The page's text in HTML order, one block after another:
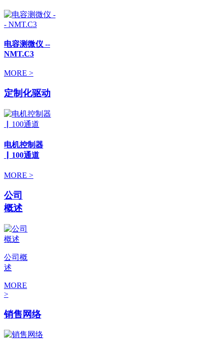
电容测微仪 --
NMT.C3
MORE >
定制化驱动
电机控制器
▏100通道
MORE >
公司
概述
公司概
述
MORE
>
销售网络